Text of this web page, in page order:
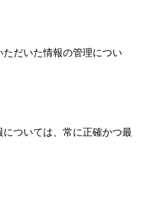
だいた情報の管理につい
ついては、常に正確かつ最